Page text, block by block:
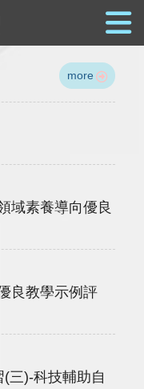
more
域素養導向優良
良教學示例評
三)-科技輔助自